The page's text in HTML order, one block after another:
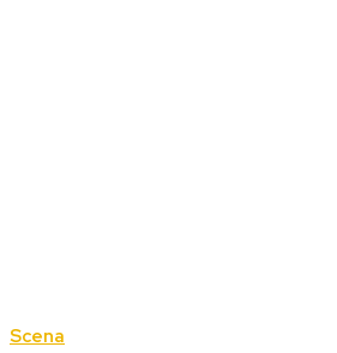
Scena